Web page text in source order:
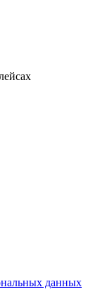
данных